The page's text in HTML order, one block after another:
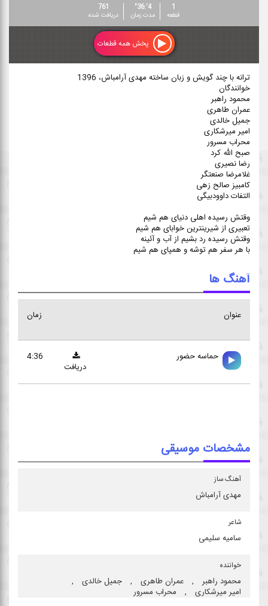
1
قطعه
4':36"
مدت زمان
761
دریافت شده
پخش همه قطعات
ترانه با چند گویش و زبان ساخته مهدی آرامباش، 1396
خوانندگان
محمود راهبر
عمران طاهری
جمیل خالدی
امیر میرشکاری
محراب مسرور
صبح ‌الله کرد
رضا نصیری
غلامرضا صنعتگر
کامبیز صالح ‌زهی
التفات داوودبیگی
وقتش رسیده اهلی دنیای هم شیم
تعبیری از شیرینترین خوابای هم شیم
وقتش رسیده رد بشیم از آب و آئینه
با هر سفر هم توشه و همپای هم شیم
آهنگ ها
عنوان زمان
حماسه حضور
4:36
دریافت
مشخصات موسیقی
آهنگ ساز
مهدی آرامباش
شاعر
سامیه سلیمی
خواننده
محمود راهبر , عمران طاهری , جمیل خالدی
,
امیر میرشكاری
, محراب مسرور